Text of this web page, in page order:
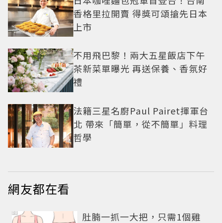
香格里拉開賣 得獎可頌搶先日本
上市
不用飛巴黎！兩大五星飯店下午
茶新菜單曝光 再送保養、香氛好
禮
法籍三星名廚Paul Pairet揮軍台
北 帶來「簡單，從不簡單」料理
哲學
網友都在看
肚腩一抓一大把，只需1個雞
PR